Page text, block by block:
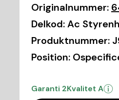
Originalnummer:
Delkod:Ac
Produktnummer:
Position:
Garanti 2Kvalitet A